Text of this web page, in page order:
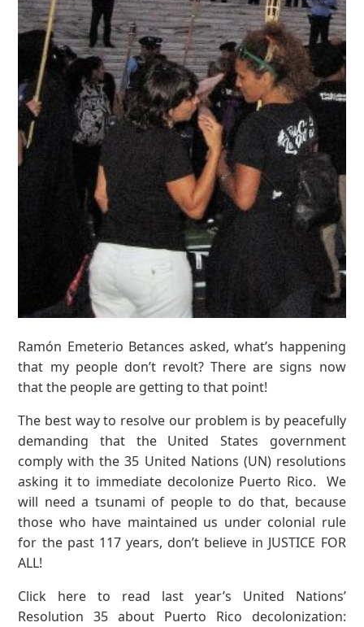
Ramón Emeterio Betances asked, what’s happening
that my people don’t revolt? There are signs now
that the people are getting to that point!
The best way to resolve our problem is by peacefully
demanding that the United States government
comply with the 35 United Nations (UN) resolutions
asking it to immediate decolonize Puerto Rico. We
will need a tsunami of people to do that, because
those who have maintained us under colonial rule
for the past 117 years, don’t believe in JUSTICE FOR
ALL!
Click here to read last year’s United Nations’
Resolution 35 about Puerto Rico decolonization: